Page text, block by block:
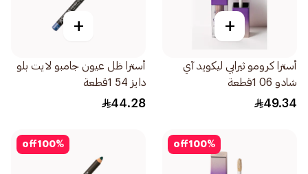
+
أسترا كرومو ثيرابي ليكويد آي
شادو 06 1قطعة
49.34
+
أسترا ظل عيون جامبو لايت بلو
دايز 54 1قطعة
44.28
100%
off
100%
off